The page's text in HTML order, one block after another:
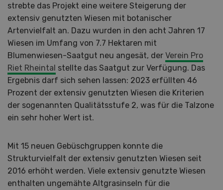
strebte das Projekt eine weitere Steigerung der
extensiv genutzten Wiesen mit botanischer
Artenvielfalt an. Dazu wurden in den acht Jahren 17
Wiesen im Umfang von 7.7 Hektaren mit
Blumenwiesen-Saatgut neu angesät, der Verein Pro
Riet Rheintal stellte das Saatgut zur Verfügung. Das
Ergebnis darf sich sehen lassen: 2023 erfüllten 46
Prozent der extensiv genutzten Wiesen die Kriterien
der sogenannten Qualitätsstufe 2, was für die Talzone
ein sehr hoher Wert ist.
Mit 15 neuen Gebüschgruppen konnte die
Strukturvielfalt der extensiv genutzten Wiesen seit
2016 erhöht werden. Viele extensiv genutzte Wiesen
enthalten ungemähte Altgrasinseln für die